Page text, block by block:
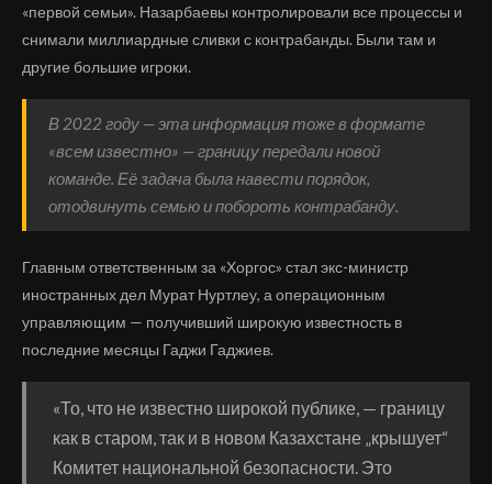
«первой семьи». Назарбаевы контролировали все процессы и
снимали миллиардные сливки с контрабанды. Были там и
другие большие игроки.
В 2022 году — эта информация тоже в формате
«всем известно» — границу передали новой
команде. Её задача была навести порядок,
отодвинуть семью и побороть контрабанду.
Главным ответственным за «Хоргос» стал экс-министр
иностранных дел Мурат Нуртлеу, а операционным
управляющим — получивший широкую известность в
последние месяцы Гаджи Гаджиев.
«То, что не известно широкой публике, — границу
как в старом, так и в новом Казахстане „крышует“
Комитет национальной безопасности. Это